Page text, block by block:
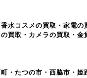
水コスメの買取・家電の
買取・カメラの買取・金
・たつの市・西脇市・姫